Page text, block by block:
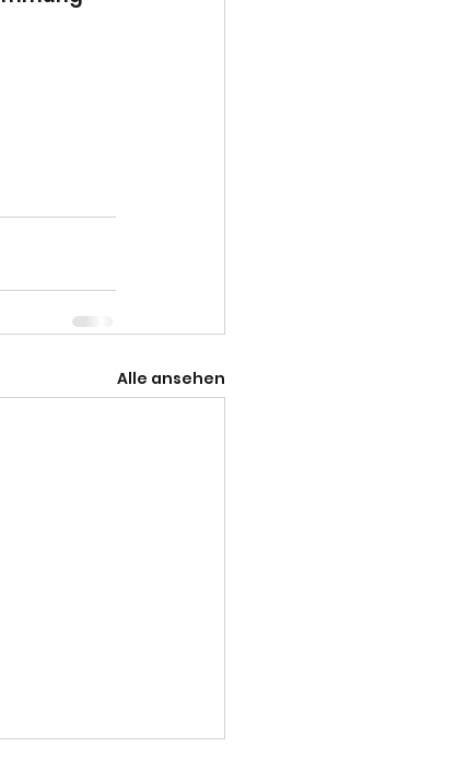
Alle ansehen